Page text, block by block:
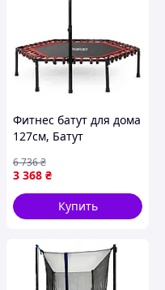
Фитнес батут для дома
127см, Батут
Батут для фитнеса с
ручкой взрослый
Доставка по Украине
3 368 ₴
6 736₴
Купить